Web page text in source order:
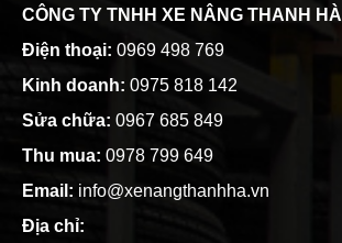
CÔNG TY TNHH XE NÂNG THANH HÀ
Điện thoại: 0969 498 769
Kinh doanh: 0975 818 142
Sửa chữa: 0967 685 849
Thu mua: 0978 799 649
Email: info@xenangthanhha.vn
Địa chỉ: